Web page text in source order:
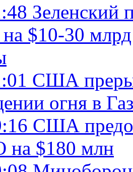
Зеленский
на $10-30
США
огня в
США
на $180 млн